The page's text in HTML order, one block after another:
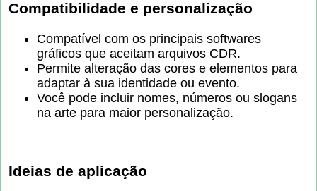
Compatibilidade e personalização
Compatível com os principais softwares
gráficos que aceitam arquivos CDR.
Permite alteração das cores e elementos para
adaptar à sua identidade ou evento.
Você pode incluir nomes, números ou slogans
na arte para maior personalização.
Ideias de aplicação